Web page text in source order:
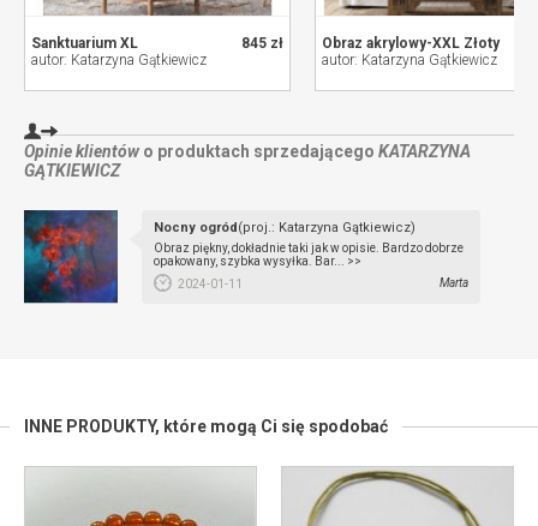
845 zł
Sanktuarium XL
autor: Katarzyna Gątkiewicz
Obraz akrylowy-XXL Złoty
autor: Katarzyna Gątkiewicz
Opinie klientów o produktach sprzedającego KATARZYNA
GĄTKIEWICZ
Nocny ogród (proj.: Katarzyna Gątkiewicz)
Obraz piękny, dokładnie taki jak w opisie. Bardzo dobrze
opakowany, szybka wysyłka. Bar... >>
2024-01-11
Marta
INNE PRODUKTY, które mogą Ci się spodobać